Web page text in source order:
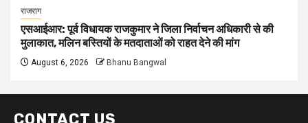
राजराग
एसआईआर: पूर्व विधायक राजकुमार ने जिला निर्वाचन अधिकारी से की
मुलाकात, मलिन बस्तियों के मतदाताओं को राहत देने की मांग
August 6, 2026 Bhanu Bangwal
CONTACT US